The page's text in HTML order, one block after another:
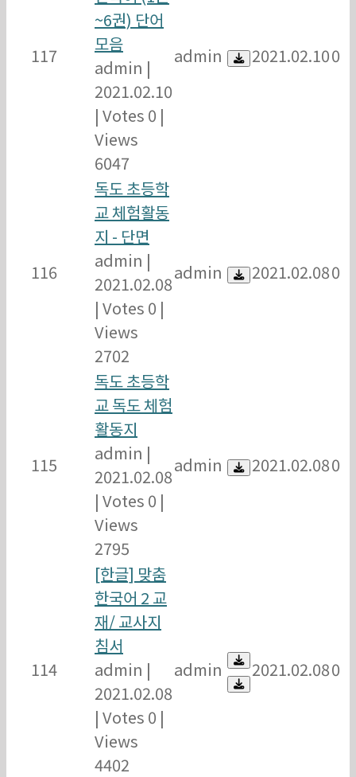
117
~6권) 단어
모음
admin |
2021.02.10
| Votes 0 |
Views
6047
admin 2021.02.100
116
독도 초등학
교 체험활동
지 - 단면
admin |
2021.02.08
| Votes 0 |
Views
2702
admin 2021.02.080
115
독도 초등학
교 독도 체험
활동지
admin |
2021.02.08
| Votes 0 |
Views
2795
admin 2021.02.080
114
[한글] 맞춤
한국어 2 교
재/ 교사지
침서
admin |
2021.02.08
| Votes 0 |
Views
4402
admin 2021.02.080